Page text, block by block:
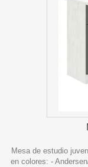
Mesa de estudio
en colores: -